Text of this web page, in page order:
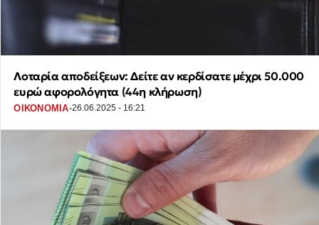
Λοταρία αποδείξεων: Δείτε αν κερδίσατε μέχρι 50.000
ευρώ αφορολόγητα (44η κλήρωση)
ΟΙΚΟΝΟΜΙΑ·26.06.2025 - 16:21